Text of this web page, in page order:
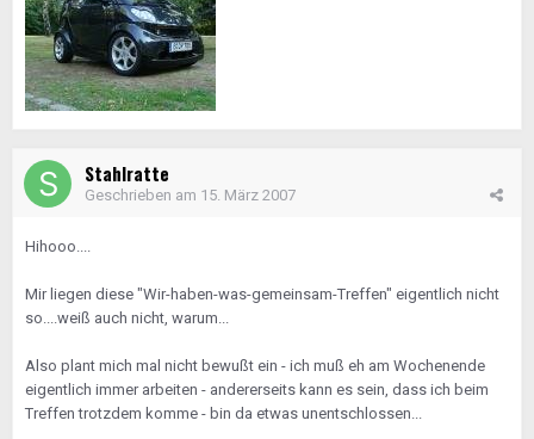
Stahlratte
Geschrieben am 15. März 2007
Hihooo....
Mir liegen diese "Wir-haben-was-gemeinsam-Treffen" eigentlich nicht
so....weiß auch nicht, warum...
Also plant mich mal nicht bewußt ein - ich muß eh am Wochenende
eigentlich immer arbeiten - andererseits kann es sein, dass ich beim
Treffen trotzdem komme - bin da etwas unentschlossen...